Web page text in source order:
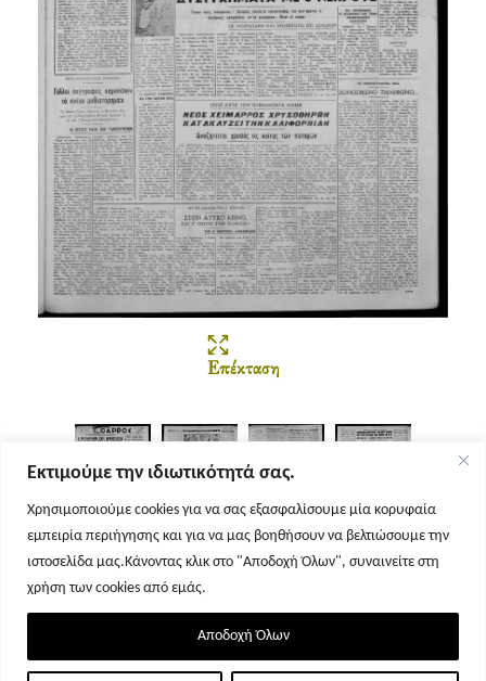
Εκτιμούμε την ιδιωτικότητά σας.
Χρησιμοποιούμε cookies για να σας εξασφαλίσουμε μία κορυφαία
εμπειρία περιήγησης και για να μας βοηθήσουν να βελτιώσουμε την
ιστοσελίδα μας.Κάνοντας κλικ στο "Αποδοχή Όλων", συναινείτε στη
χρήση των cookies από εμάς.
Αποδοχή Όλων
Επέκταση
Σελίδα 1 Σελίδα 2 Σελίδα 3 Σελίδα 4